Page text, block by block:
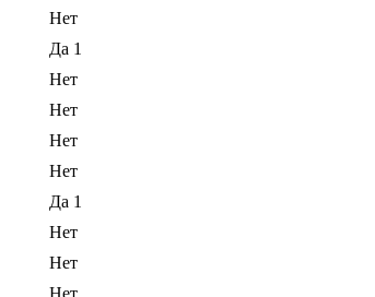
Нет
Да 1
Нет
Нет
Нет
Нет
Да 1
Нет
Нет